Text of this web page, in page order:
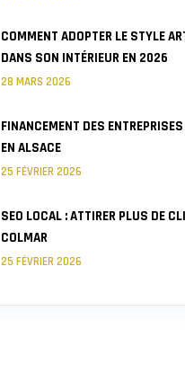
COMMENT ADOPTER LE STYLE
DANS SON INTÉRIEUR EN 2026
28 MARS 2026
FINANCEMENT DES
EN ALSACE
25 FÉVRIER 2026
SEO LOCAL : ATTIRER PLUS DE
COLMAR
25 FÉVRIER 2026